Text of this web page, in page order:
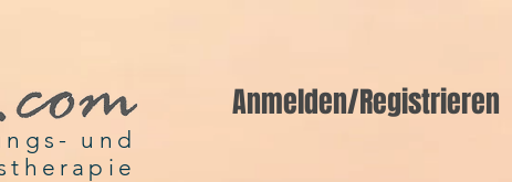
und
Anmelden/Registrieren